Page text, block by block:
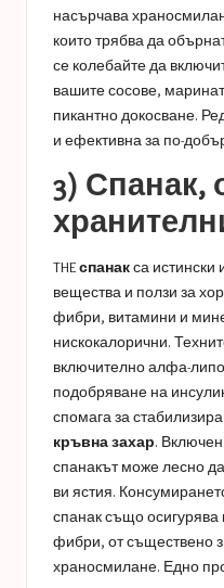
насърчава
които трябва да
се колебайте да
вашите сосове,
пикантно докосване.
и ефективна за по-
3) Спанак,
THEспанакса истински
вещества и ползи за
фибри, витамини и
нискокалорични.
включително алфа-
подобряване на
спомага за
кръвна захар.
спанакът може лесно
ви ястия.
спанак също осигурява
фибри, от съществено
храносмилане. Едно